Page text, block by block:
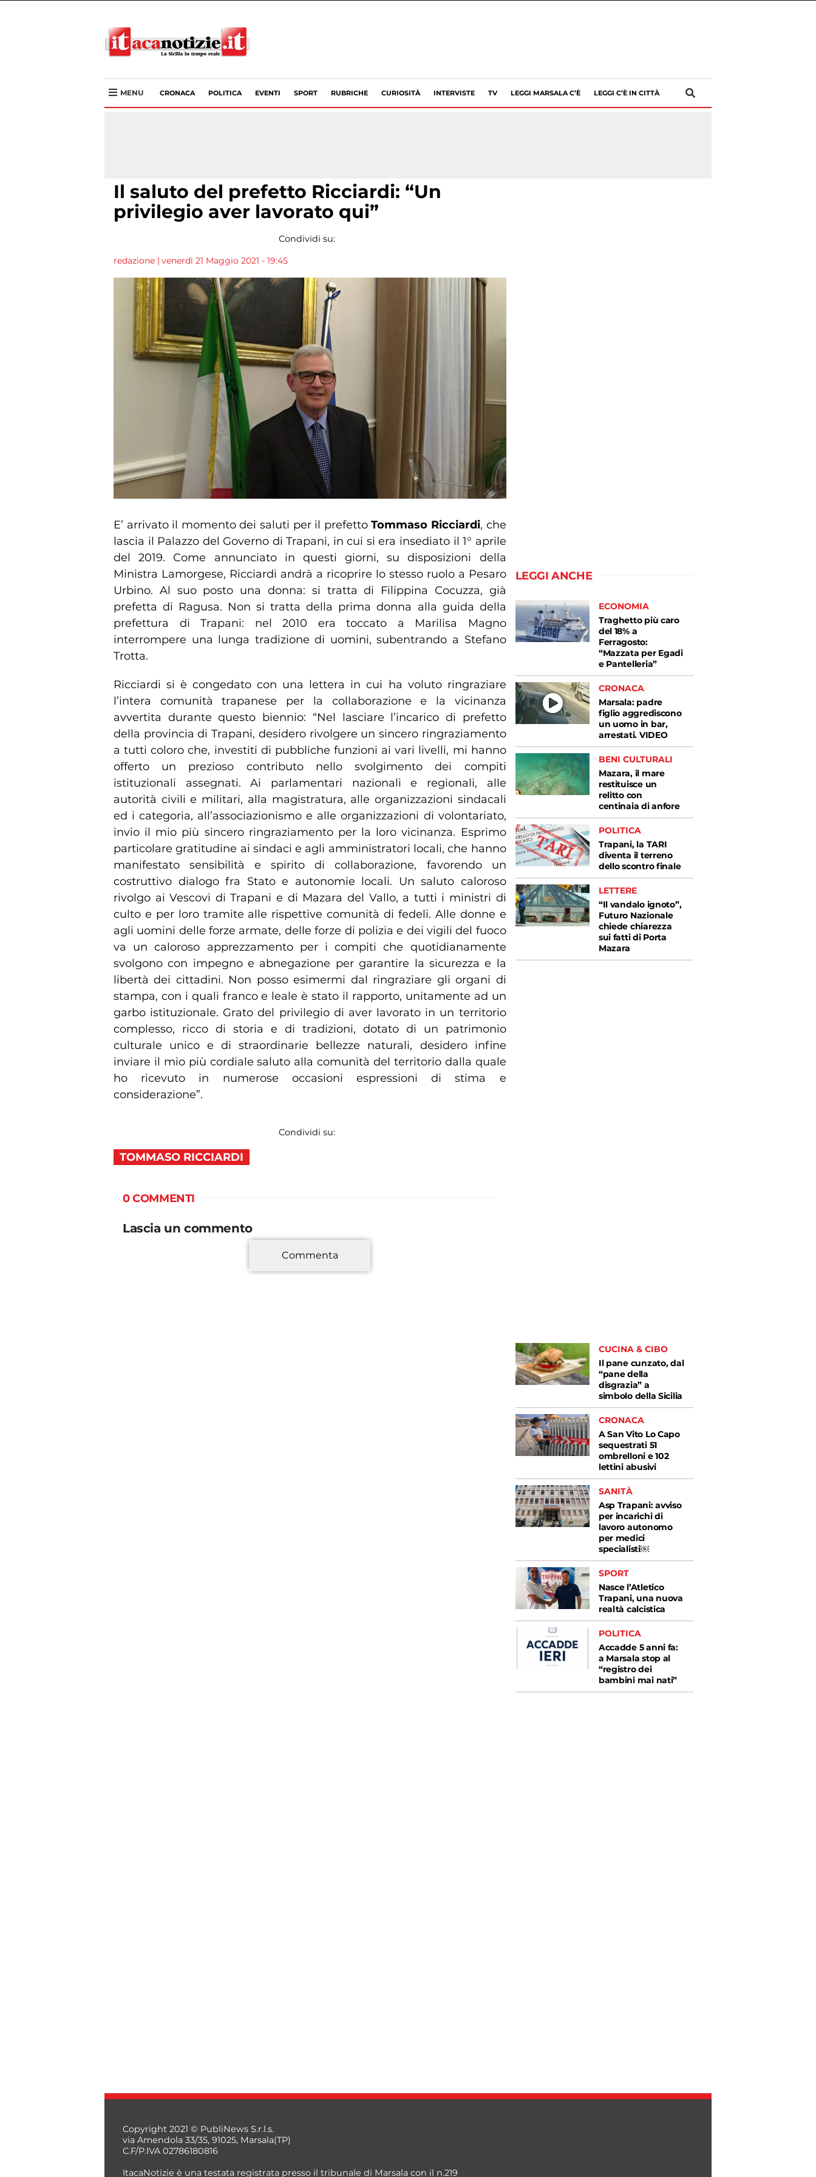
MENU CRONACA POLITICA EVENTI SPORT RUBRICHE CURIOSITÀ INTERVISTE TV LEGGI MARSALA C’È LEGGI C’È IN CITTÀ
Il saluto del prefetto Ricciardi: “Un
privilegio aver lavorato qui”
Condividi su:
redazione | venerdì 21 Maggio 2021 - 19:45
E’ arrivato il momento dei saluti per il prefettoTommaso Ricciardi, che
lascia il Palazzo del Governo di Trapani, in cui si era insediato il 1° aprile
del 2019. Come annunciato in questi giorni, su disposizioni della
Ministra Lamorgese, Ricciardi andrà a ricoprire lo stesso ruolo a Pesaro
Urbino. Al suo posto una donna: si tratta di Filippina Cocuzza, già
prefetta di Ragusa. Non si tratta della prima donna alla guida della
prefettura di Trapani: nel 2010 era toccato a Marilisa Magno
interrompere una lunga tradizione di uomini, subentrando a Stefano
Trotta.
Ricciardi si è congedato con una lettera in cui ha voluto ringraziare
l’intera comunità trapanese per la collaborazione e la vicinanza
avvertita durante questo biennio: “Nel lasciare l’incarico di prefetto
della provincia di Trapani, desidero rivolgere un sincero ringraziamento
a tutti coloro che, investiti di pubbliche funzioni ai vari livelli, mi hanno
offerto un prezioso contributo nello svolgimento dei compiti
istituzionali assegnati. Ai parlamentari nazionali e regionali, alle
autorità civili e militari, alla magistratura, alle organizzazioni sindacali
ed i categoria, all’associazionismo e alle organizzazioni di volontariato,
invio il mio più sincero ringraziamento per la loro vicinanza. Esprimo
particolare gratitudine ai sindaci e agli amministratori locali, che hanno
manifestato sensibilità e spirito di collaborazione, favorendo un
costruttivo dialogo fra Stato e autonomie locali. Un saluto caloroso
rivolgo ai Vescovi di Trapani e di Mazara del Vallo, a tutti i ministri di
culto e per loro tramite alle rispettive comunità di fedeli. Alle donne e
agli uomini delle forze armate, delle forze di polizia e dei vigili del fuoco
va un caloroso apprezzamento per i compiti che quotidianamente
svolgono con impegno e abnegazione per garantire la sicurezza e la
libertà dei cittadini. Non posso esimermi dal ringraziare gli organi di
stampa, con i quali franco e leale è stato il rapporto, unitamente ad un
garbo istituzionale. Grato del privilegio di aver lavorato in un territorio
complesso, ricco di storia e di tradizioni, dotato di un patrimonio
culturale unico e di straordinarie bellezze naturali, desidero infine
inviare il mio più cordiale saluto alla comunità del territorio dalla quale
ho ricevuto in numerose occasioni espressioni di stima e
considerazione”.
Condividi su:
TOMMASO RICCIARDI
0 COMMENTI
Lascia un commento
Commenta
LEGGI ANCHE
ECONOMIA
Traghetto più caro
del 18% a
Ferragosto:
“Mazzata per Egadi
e Pantelleria”
CRONACA
Marsala: padre
figlio aggrediscono
un uomo in bar,
arrestati. VIDEO
BENI CULTURALI
Mazara, il mare
restituisce un
relitto con
centinaia di anfore
POLITICA
Trapani, la TARI
diventa il terreno
dello scontro finale
LETTERE
“Il vandalo ignoto”,
Futuro Nazionale
chiede chiarezza
sui fatti di Porta
Mazara
CUCINA & CIBO
Il pane cunzato, dal
“pane della
disgrazia” a
simbolo della Sicilia
CRONACA
A San Vito Lo Capo
sequestrati 51
ombrelloni e 102
lettini abusivi
SANITÀ
Asp Trapani: avviso
per incarichi di
lavoro autonomo
per medici
specialisti￼
SPORT
Nasce l’Atletico
Trapani, una nuova
realtà calcistica
POLITICA
Accadde 5 anni fa:
a Marsala stop al
“registro dei
bambini mai nati”
Copyright 2021 © PubliNews S.r.l.s.
via Amendola 33/35, 91025, Marsala(TP)
C.F/P.IVA 02786180816
ItacaNotizie è una testata registrata presso il tribunale di Marsala con il n.219